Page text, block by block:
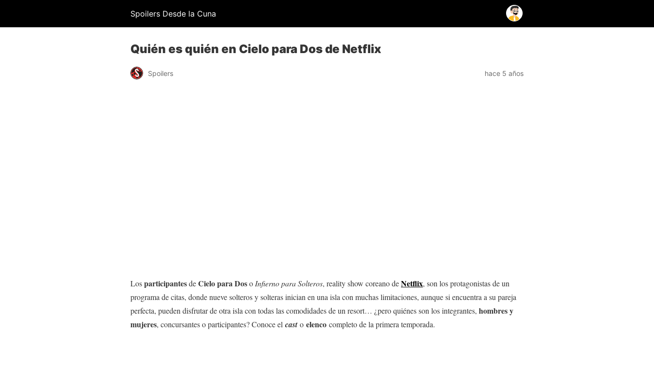
Spoilers Desde la Cuna
Quién es quién en Cielo para Dos de Netflix
Spoilers hace 5 años
LosparticipantesdeCielo para Doso Infierno para Solteros, reality show coreano deNetflix, son los protagonistas de un
programa de citas, donde nueve solteros y solteras inician en una isla con muchas limitaciones, aunque si encuentra a su pareja
perfecta, pueden disfrutar de otra isla con todas las comodidades de un resort… ¿pero quiénes son los integrantes, hombres y
mujeres, concursantes o participantes? Conoce el casto elenco completo de la primera temporada.